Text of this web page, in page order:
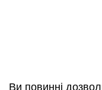
Ви повинні